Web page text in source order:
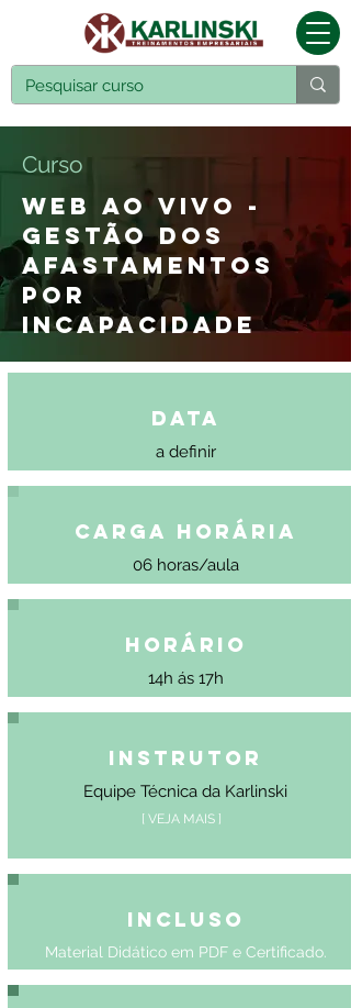
Curso
WEB AO VIVO -
GESTÃO DOS
AFASTAMENTOS
POR
INCAPACIDADE
Data
a definir
Carga Horária
06 horas/aula
Horário
14h ás 17h
Instrutor
Equipe Técnica da Karlinski
[ VEJA MAIS ]
Incluso
Material Didático em PDF e Certificado.